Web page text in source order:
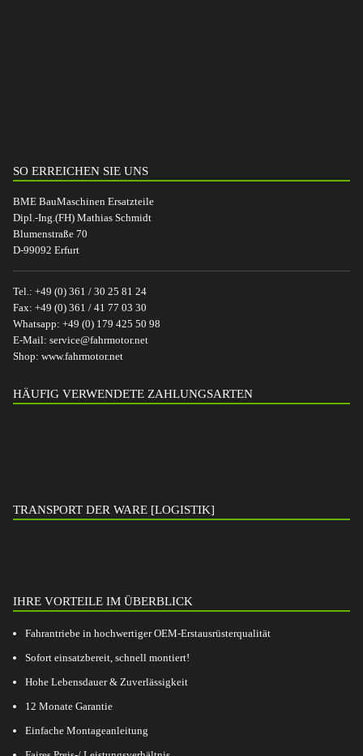
SO ERREICHEN SIE UNS
BME BauMaschinen Ersatzteile
Dipl.-Ing.(FH) Mathias Schmidt
Blumenstraße 70
D-99092 Erfurt
Tel.: +49 (0) 361 / 30 25 81 24
Fax: +49 (0) 361 / 41 77 03 30
Whatsapp: +49 (0) 179 425 50 98
E-Mail: service@fahrmotor.net
Shop: www.fahrmotor.net
HÄUFIG VERWENDETE ZAHLUNGSARTEN
TRANSPORT DER WARE [LOGISTIK]
IHRE VORTEILE IM ÜBERBLICK
Fahrantriebe in hochwertiger OEM-Erstausrüsterqualität
Sofort einsatzbereit, schnell montiert!
Hohe Lebensdauer & Zuverlässigkeit
12 Monate Garantie
Einfache Montageanleitung